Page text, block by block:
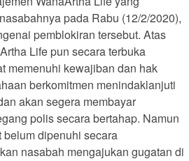
pada Rabu (12/2/2020),
pemblokiran tersebut. Atas
Life pun secara terbuka
memenuhi kewajiban dan hak
berkomitmen menindaklanjuti
akan segera membayar
polis secara bertahap. Namun
dipenuhi secara
nasabah mengajukan gugatan di